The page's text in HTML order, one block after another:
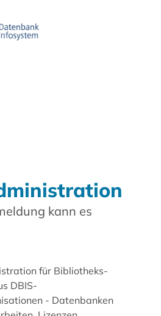
kann es
für Bibliotheks-
DBIS-
- Datenbanken